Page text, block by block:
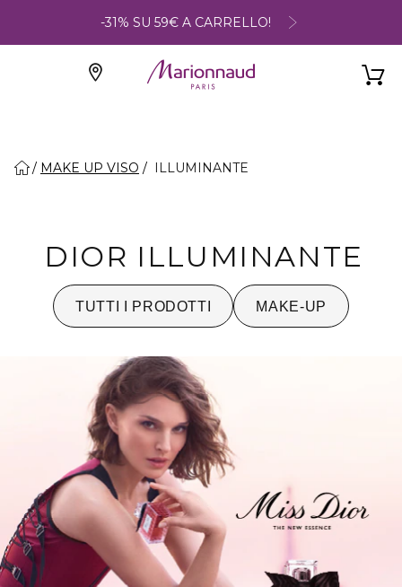
-31% SU 59€ A CARRELLO!
MAKE UP VISO ILLUMINANTE
DIOR ILLUMINANTE
TUTTI I PRODOTTI MAKE-UP